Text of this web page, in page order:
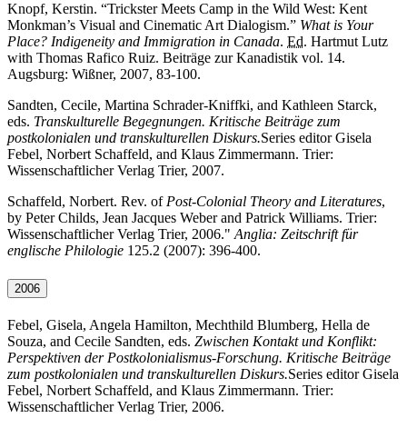
Knopf, Kerstin. “Trickster Meets Camp in the Wild West: Kent
Monkman’s Visual and Cinematic Art Dialogism.” What is Your
Place? Indigeneity and Immigration in Canada. Ed. Hartmut Lutz
with Thomas Rafico Ruiz. Beiträge zur Kanadistik vol. 14.
Augsburg: Wißner, 2007, 83-100.
Sandten, Cecile, Martina Schrader-Kniffki, and Kathleen Starck,
eds. Transkulturelle Begegnungen. Kritische Beiträge zum
postkolonialen und transkulturellen Diskurs.Series editorGisela
Febel, Norbert Schaffeld, and Klaus Zimmermann. Trier:
Wissenschaftlicher Verlag Trier, 2007.
Schaffeld, Norbert. Rev. of Post-Colonial Theory and Literatures,
by Peter Childs, Jean Jacques Weber and Patrick Williams. Trier:
Wissenschaftlicher Verlag Trier, 2006." Anglia: Zeitschrift für
englische Philologie 125.2 (2007): 396-400.
2006
Febel, Gisela, Angela Hamilton, Mechthild Blumberg, Hella de
Souza, and Cecile Sandten, eds. Zwischen Kontakt und Konflikt:
Perspektiven der Postkolonialismus-Forschung. Kritische Beiträge
zum postkolonialen und transkulturellen Diskurs.Series editorGisela
Febel, Norbert Schaffeld, and Klaus Zimmermann. Trier:
Wissenschaftlicher Verlag Trier, 2006.